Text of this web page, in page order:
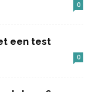
0
een test
0